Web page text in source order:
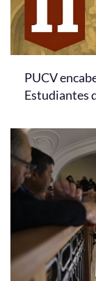
PUCV
Estudiantes